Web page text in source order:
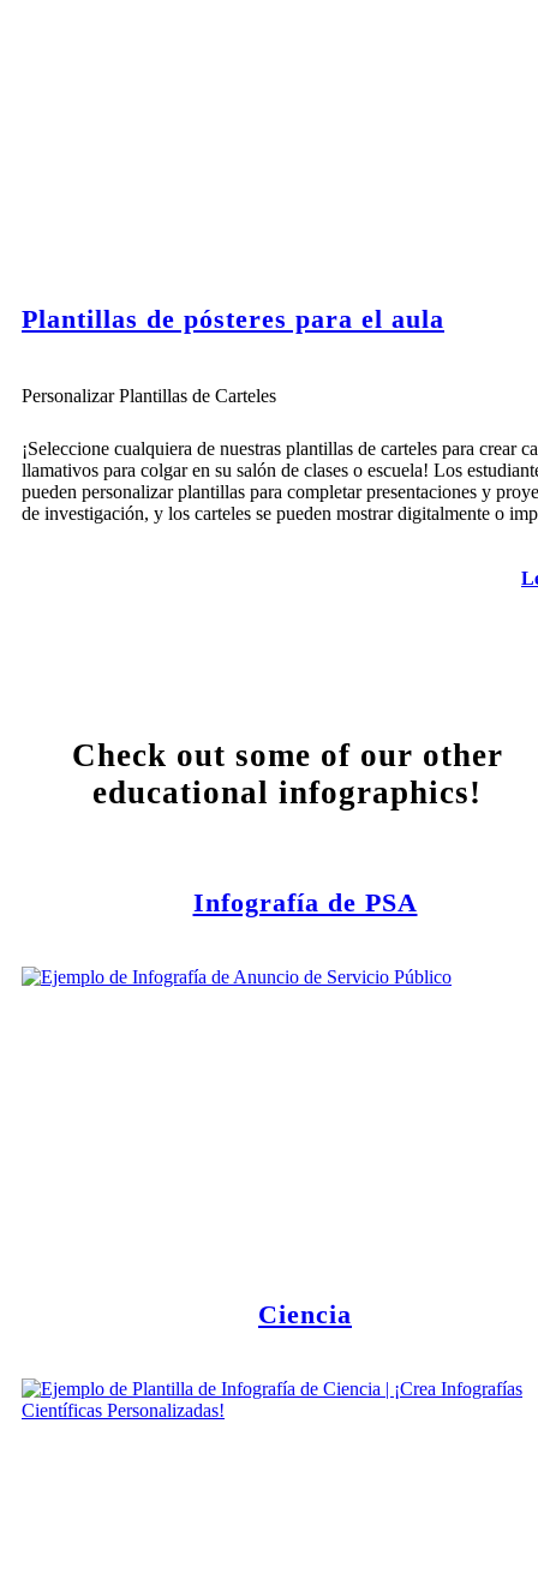
Plantillas de pósteres para el aula
Personalizar Plantillas de Carteles
¡Seleccione cualquiera de nuestras plantillas de carteles para crear
llamativos para colgar en su salón de clases o escuela! Los
pueden personalizar plantillas para completar presentaciones y
de investigación, y los carteles se pueden mostrar digitalmente o
Check out some of our other
educational infographics!
Infografía de PSA
Ciencia